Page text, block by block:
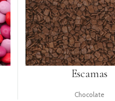
Escamas
Chocolate